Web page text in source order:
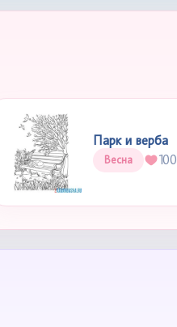
Парк и верба
Весна 100